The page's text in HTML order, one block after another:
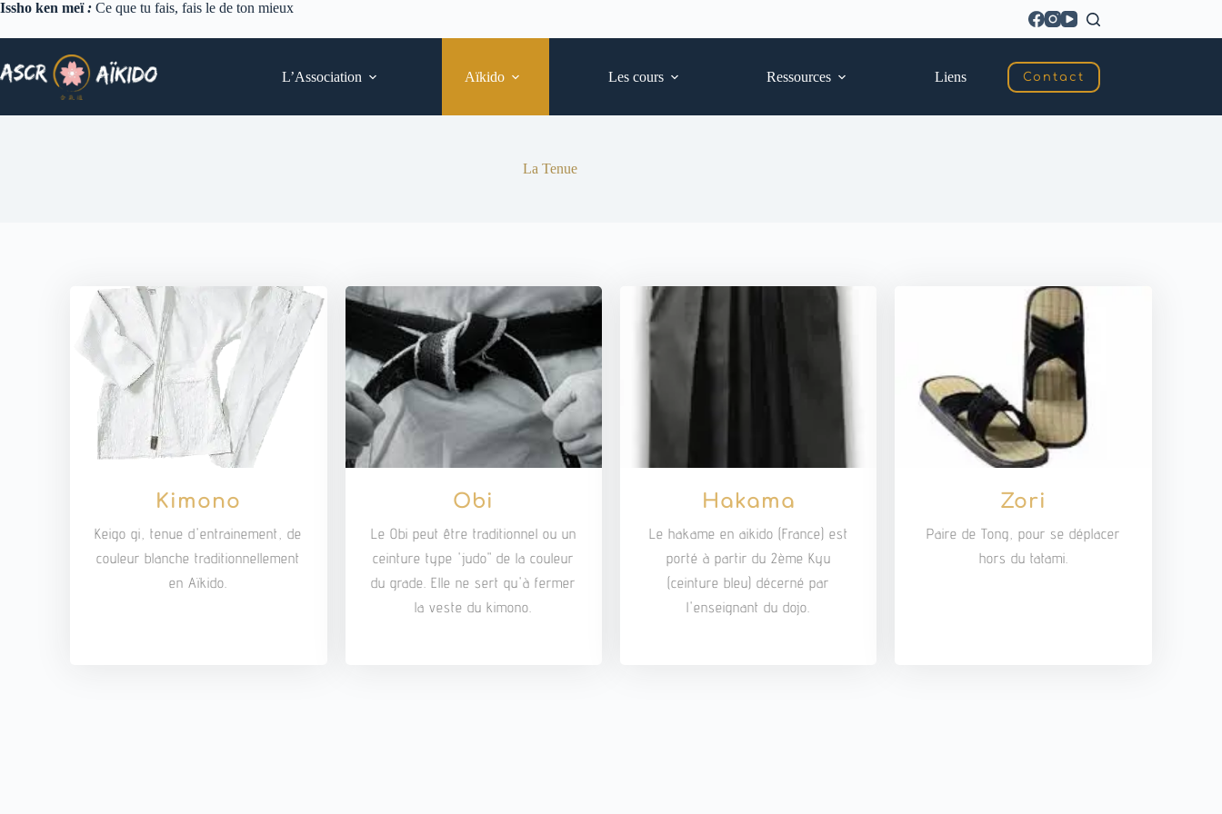
Issho ken meï: Ce que tu fais, fais le de ton mieux
L’Association Aïkido Les cours Ressources Liens Contact
La Tenue
Kimono
Keigo gi, tenue d'entrainement, de
couleur blanche traditionnellement
en Aïkido.
Obi
Le Obi peut être traditionnel ou un
ceinture type 'judo" de la couleur
du grade. Elle ne sert qu'à fermer
la veste du kimono.
Hakama
Le hakame en aikido (France) est
porté à partir du 2ème Kyu
(ceinture bleu) décerné par
l'enseignant du dojo.
Zori
Paire de Tong, pour se déplacer
hors du tatami.